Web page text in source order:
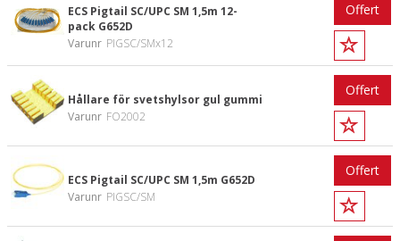
ECS Pigtail SC/UPC SM 1,5m 12-
pack G652D
Varunr PIGSC/SMx12
Offert
Hållare för svetshylsor gul gummi
Varunr FO2002
Offert
ECS Pigtail SC/UPC SM 1,5m G652D
Varunr PIGSC/SM
Offert